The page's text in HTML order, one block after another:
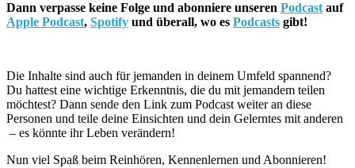
Dann verpasse keine Folge und abonniere unseren Podcast auf
Apple Podcast, Spotify und überall, wo es Podcasts gibt!
Die Inhalte sind auch für jemanden in deinem Umfeld spannend?
Du hattest eine wichtige Erkenntnis, die du mit jemandem teilen
möchtest? Dann sende den Link zum Podcast weiter an diese
Personen und teile deine Einsichten und dein Gelerntes mit anderen
– es könnte ihr Leben verändern!
Nun viel Spaß beim Reinhören, Kennenlernen und Abonnieren!